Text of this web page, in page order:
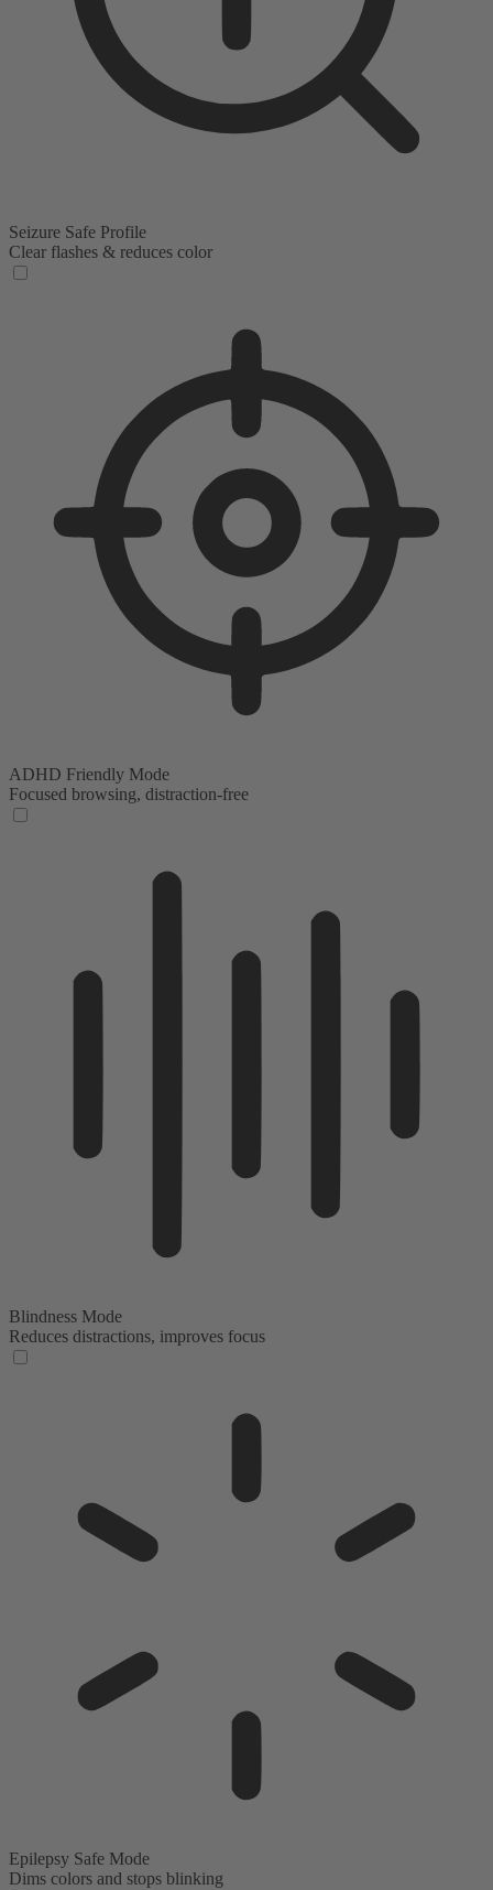
Seizure Safe Profile
Clear flashes & reduces color
ADHD Friendly Mode
Focused browsing, distraction-free
Blindness Mode
Reduces distractions, improves focus
Epilepsy Safe Mode
Dims colors and stops blinking